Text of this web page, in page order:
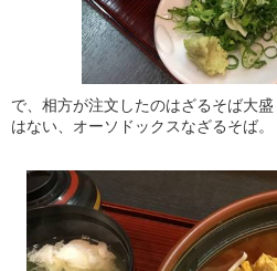
で、相方が注文したのはざるそば大
はない、オーソドックスなざるそば。